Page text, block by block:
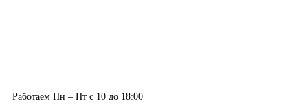
Работаем Пн – Пт с 10 до 18:00